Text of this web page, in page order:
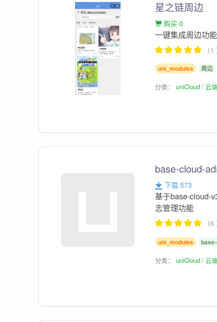
星之链周边
购买 0
一键集成周边功
（
uni_modules 周边
分类：uniCloud 云
base-cloud-
下载 573
基于base-cloud-
志管理功能
（
uni_modules
分类：uniCloud 云